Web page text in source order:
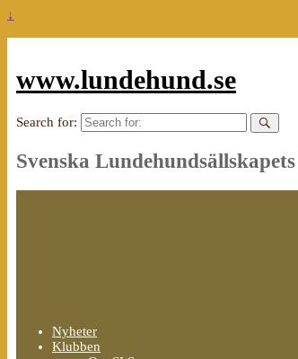
↓
www.lundehund.se
Search for:
Svenska
Nyheter
Klubben